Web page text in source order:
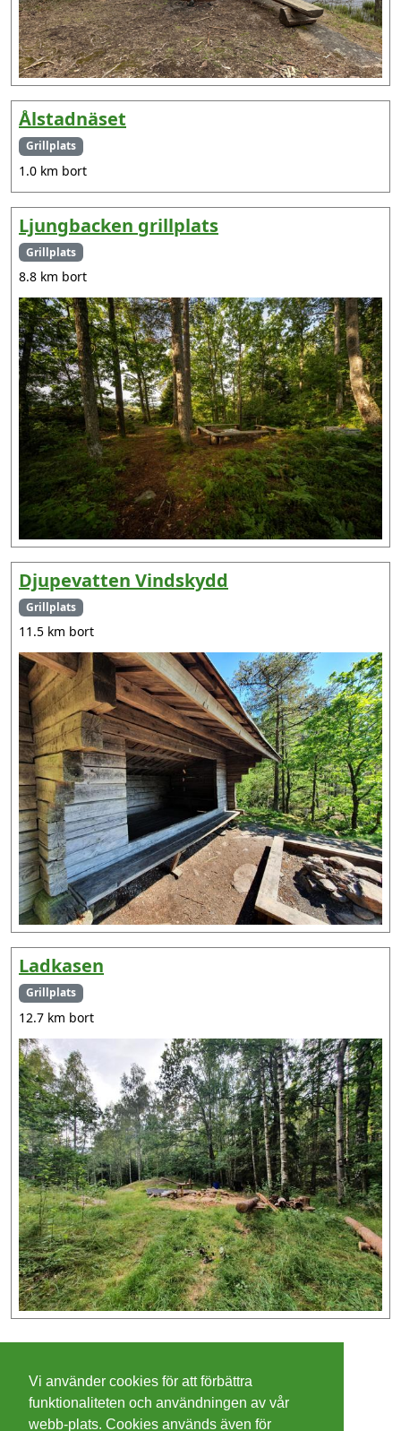
Ålstadnäset
Grillplats
1.0 km bort
Ljungbacken grillplats
Grillplats
8.8 km bort
Djupevatten Vindskydd
Grillplats
11.5 km bort
Ladkasen
Grillplats
12.7 km bort
Cookies
Vi använder cookies för att förbättra
funktionaliteten och användningen av vår
webb-plats. Cookies används även för